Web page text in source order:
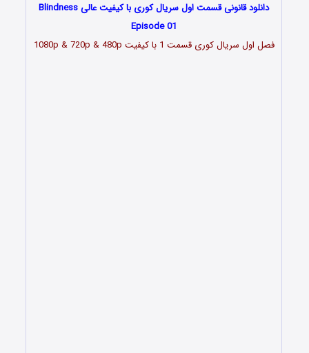
دانلود قانونی قسمت اول سریال کوری با کیفیت عالی Blindness
Episode 01
فصل اول سریال کوری قسمت 1 با کیفیت 1080p & 720p & 480p